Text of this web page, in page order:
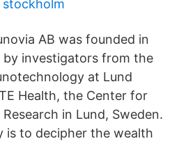
stockholm
AB was founded in
by investigators from the
at Lund
Health, the Center for
in Lund, Sweden.
is to decipher the wealth